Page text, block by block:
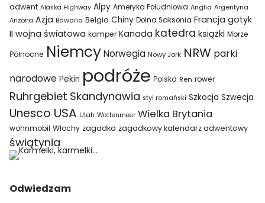
adwent Alaska Highway Alpy Ameryka Południowa Anglia Argentyna
Arizona Azja Bawaria Belgia Chiny Dolna Saksonia Francja gotyk
II wojna światowa kamper Kanada katedra książki Morze
Północne Niemcy Norwegia Nowy Jork NRW parki
narodowe Pekin podróże Polska Ren rower
Ruhrgebiet Skandynawia styl romański Szkocja Szwecja
Unesco USA Utah Wattenmeer Wielka Brytania
wohnmobil Włochy zagadka zagadkowy kalendarz adwentowy
świątynia
Odwiedzam